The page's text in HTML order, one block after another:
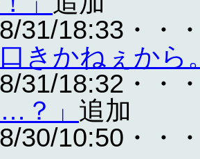
31/18:33・・
きかねぇから
31/18:32・・
？」 追加
30/10:50・・